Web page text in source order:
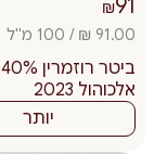
₪91
91.00 ₪ / 100 מ"ל
ביטר רוזמרין 40%
אלכוהול 2023
יותר